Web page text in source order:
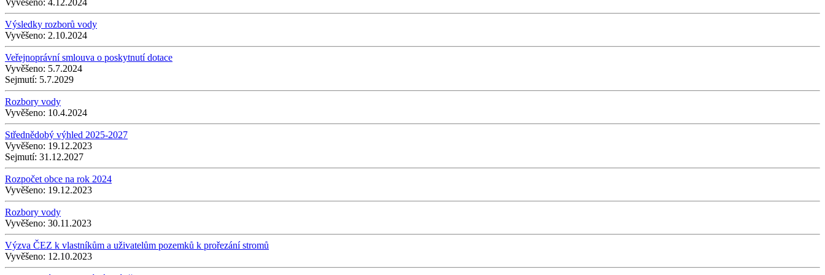
Vyvěšeno: 4.12.2024
Výsledky rozborů vody
Vyvěšeno: 2.10.2024
Veřejnoprávní smlouva o poskytnutí dotace
Vyvěšeno: 5.7.2024
Sejmutí: 5.7.2029
Rozbory vody
Vyvěšeno: 10.4.2024
Střednědobý výhled 2025-2027
Vyvěšeno: 19.12.2023
Sejmutí: 31.12.2027
Rozpočet obce na rok 2024
Vyvěšeno: 19.12.2023
Rozbory vody
Vyvěšeno: 30.11.2023
Výzva ČEZ k vlastníkům a uživatelům pozemků k prořezání stromů
Vyvěšeno: 12.10.2023